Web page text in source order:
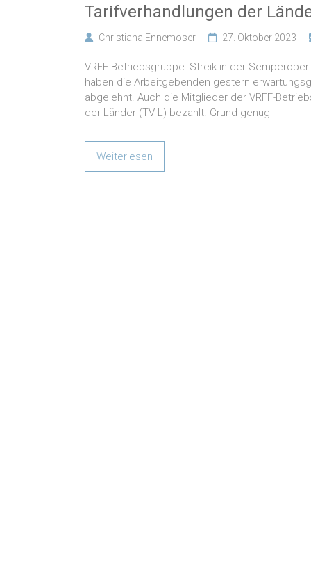
Tarifverhandlungen der
Christiana Ennemoser 27. Oktober 2023
VRFF-Betriebsgruppe: Streik in der
haben die Arbeitgebenden gestern
abgelehnt. Auch die Mitglieder der VRFF-
der Länder (TV-L) bezahlt. Grund genug
Weiterlesen